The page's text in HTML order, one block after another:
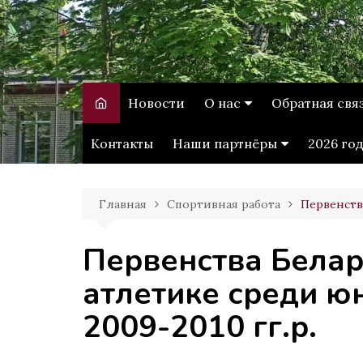
Перейти
к
содержимомуВитебское
государственное
олимпийского резерва
Новости О нас
История
Администрация
Обратная
Обращение
Качество
Контакты Наши партнёры 2026 год
Главная Спортивная работа
Первенства
атлетике среди
2009-2010 гг.р.